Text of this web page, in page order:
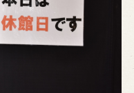
路人形の広がり